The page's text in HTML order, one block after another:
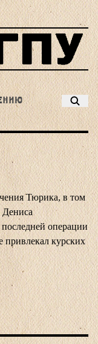
Тюрика, в том
Дениса
операции
привлекал курских